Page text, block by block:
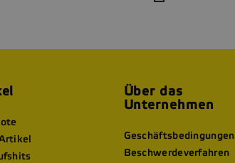
Über das
Unternehmen
Geschäftsbedingungen
Beschwerdeverfahren